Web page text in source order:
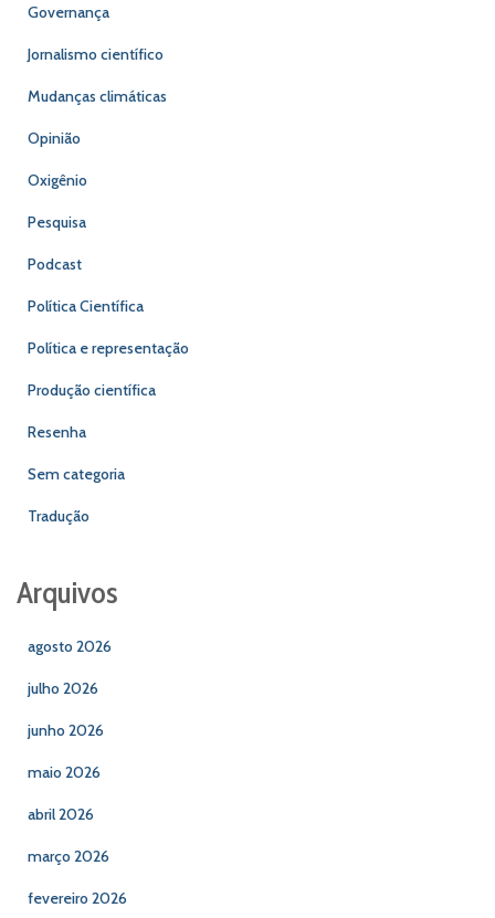
Governança
Jornalismo científico
Mudanças climáticas
Opinião
Oxigênio
Pesquisa
Podcast
Política Científica
Política e representação
Produção científica
Resenha
Sem categoria
Tradução
Arquivos
agosto 2026
julho 2026
junho 2026
maio 2026
abril 2026
março 2026
fevereiro 2026